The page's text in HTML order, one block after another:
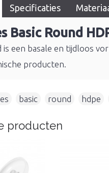
Specificaties
Basic Round
is een basale en tijdloos
producten.
basic round hdpe
producten